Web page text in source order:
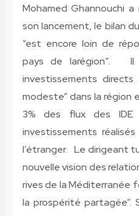
Mohamed Ghannouchi
son lancement, le bilan
“est encore loin de
pays de larégion”.
investissements directs
modeste” dans la région
3% des flux des IDE
investissements
l’étranger. Le dirigeant
nouvelle vision des
rives de la Méditerranée
la prospérité partagée”.